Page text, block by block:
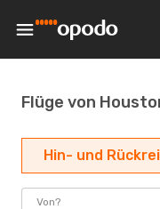
Flüge von
Hin- und
Von?